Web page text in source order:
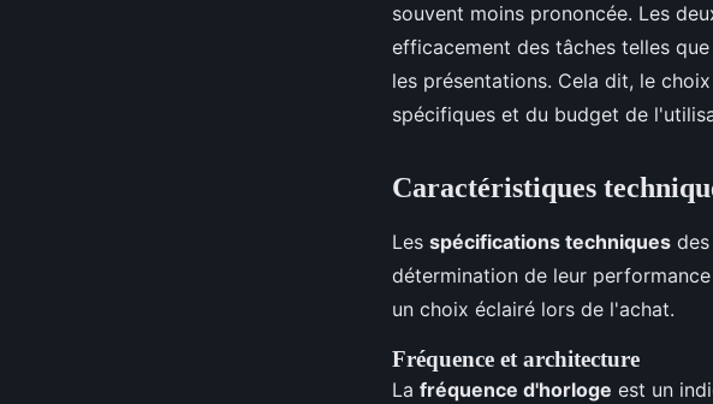
souvent moins prononcée. Les
efficacement des tâches telles
les présentations. Cela dit, le
spécifiques et du budget de
Caractéristiques
Les spécifications techniques
détermination de leur
un choix éclairé lors de l'achat.
Fréquence et architecture
La fréquence d'horloge est un